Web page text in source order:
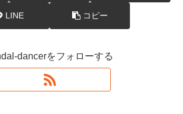
LINE コピー
dancerをフォローする